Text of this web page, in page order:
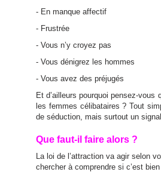
- En manque affectif
- Frustrée
- Vous n’y croyez pas
- Vous dénigrez les hommes
- Vous avez des préjugés
Et d’ailleurs pourquoi pensez-
les femmes célibataires ? Tout
de séduction, mais surtout un
Que faut-il faire alors ?
La loi de l’attraction va agir selon
chercher à comprendre si c’est